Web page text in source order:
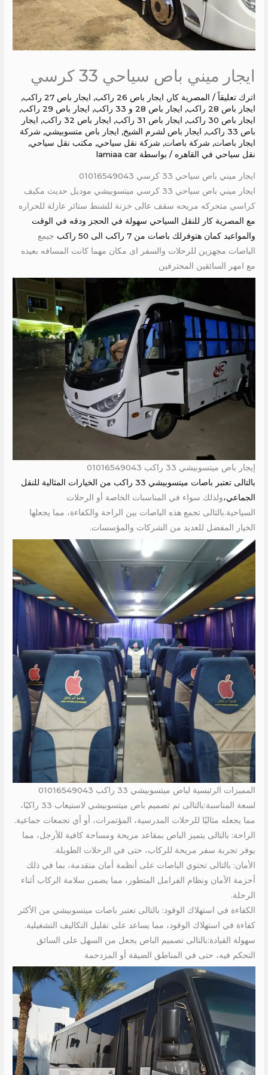
ايجار ميني باص سياحي 33 كرسي
اترك تعليقاً / المصرية كار, ايجار باص 26 راكب , ايجار باص 27 راكب
,
ايجار باص 28 راكب
, ايجار باص 28 و 33 راكب , ايجار باص 29 راكب
,
ايجار باص 30 راكب
, ايجار باص 31 راكب , ايجار باص 32 راكب , ايجار
باص 33 راكب
, ايجار باص لشرم الشيخ, ايجار باص متسوبيشي, شركة
ايجار باصات, شركة باصات, شركة نقل سياحي, مكتب نقل سياحي,
نقل سياحي في القاهره / بواسطة lamiaa car
ايجار ميني باص سياحي 33 كرسي 01016549043
ايجار ميني باص سياحي 33 كرسي ميتسوبيشي موديل حديث مكيف
كراسي متحركه مريحه سقف عالى خزنة للشنط ستائر عازلة للحراره
مع المصرية كار للنقل السياحي سهولة في الحجز ودقه في الوقت
والمواعيد كمان هتوفرلك باصات من 7 راكب الى 50 راكب
جيمع
الباصات مجهزين للرحلات والسفر اى مكان مهما كانت المسافه بعيده
مع امهر السائقين المحترفين
إيجار باص ميتسوبيشي 33 راكب 01016549043
بالتالى تعتبر باصات ميتسوبيشي 33 راكب من الخيارات المثالية للنقل
الجماعي،ولذلك سواء في المناسبات الخاصة أو الرحلات
السياحية.بالتالى تجمع هذه الباصات بين الراحة والكفاءة، مما يجعلها
الخيار المفضل للعديد من الشركات والمؤسسات.
المميزات الرئيسية لباص ميتسوبيشي 33 راكب 01016549043
لسعة المناسبة:بالتالى تم تصميم باص ميتسوبيشي لاستيعاب 33 راكبًا،
مما يجعله مثاليًا للرحلات المدرسية، المؤتمرات، أو أي تجمعات جماعية.
الراحة: بالتالى يتميز الباص بمقاعد مريحة ومساحة كافية للأرجل، مما
يوفر تجربة سفر مريحة للركاب، حتى في الرحلات الطويلة.
الأمان: بالتالى تحتوي الباصات على أنظمة أمان متقدمة، بما في ذلك
أحزمة الأمان ونظام الفرامل المتطور، مما يضمن سلامة الركاب أثناء
الرحلة.
الكفاءة في استهلاك الوقود: بالتالى تعتبر باصات ميتسوبيشي من الأكثر
كفاءة في استهلاك الوقود، مما يساعد على تقليل التكاليف التشغيلية.
سهولة القيادة:بالتالى تصميم الباص يجعل من السهل على السائق
التحكم فيه، حتى في المناطق الضيقة أو المزدحمة